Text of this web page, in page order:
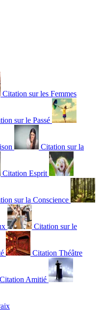
Citation sur les Femmes
sur le Passé
Citation sur la
Citation Esprit
sur la Conscience
Citation sur le
Citation Théâtre
Citation Amitié